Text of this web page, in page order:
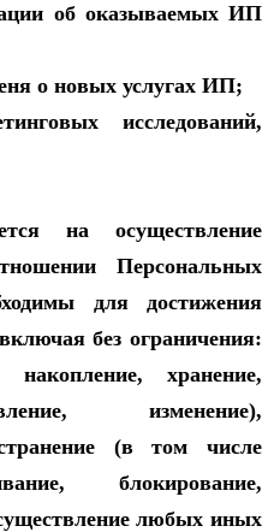
об оказываемых ИП
о новых услугах ИП;
исследований,
на осуществление
Персональных
для достижения
без ограничения:
накопление, хранение,
изменение),
(в том числе
блокирование,
любых иных